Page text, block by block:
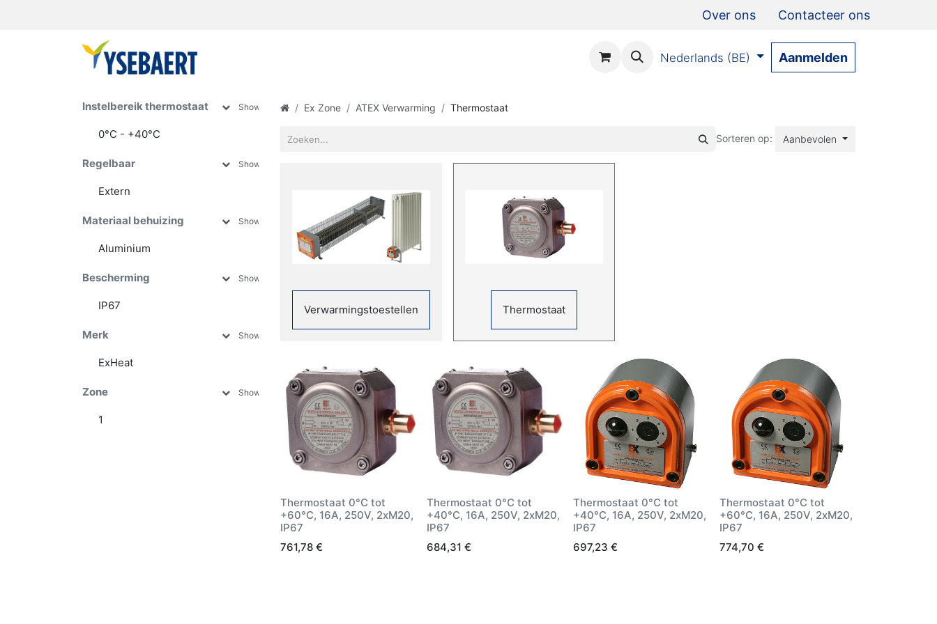
Over ons Contacteer ons
Nederlands (BE) Aanmelden
Instelbereik thermostaat Show more
0°C - +40°C
Regelbaar
Show more
Extern
Materiaal behuizing
Show more
Aluminium
Bescherming
Show more
IP67
Merk Show more
ExHeat
Zone Show more
1
Ex Zone ATEX Verwarming Thermostaat
Sorteren op: Aanbevolen
Verwarmingstoestellen Thermostaat
Thermostaat 0°C tot
+60°C, 16A, 250V, 2xM20,
IP67
761,78 €
Thermostaat 0°C tot
+40°C, 16A, 250V, 2xM20,
IP67
684,31 €
Thermostaat 0°C tot
+40°C, 16A, 250V, 2xM20,
IP67
697,23 €
Thermostaat 0°C tot
+60°C, 16A, 250V, 2xM20,
IP67
774,70 €